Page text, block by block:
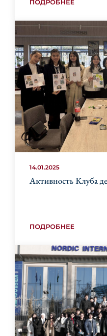
ПОДРОБНЕЕ
14.01.2025
Активность Клуба
ПОДРОБНЕЕ